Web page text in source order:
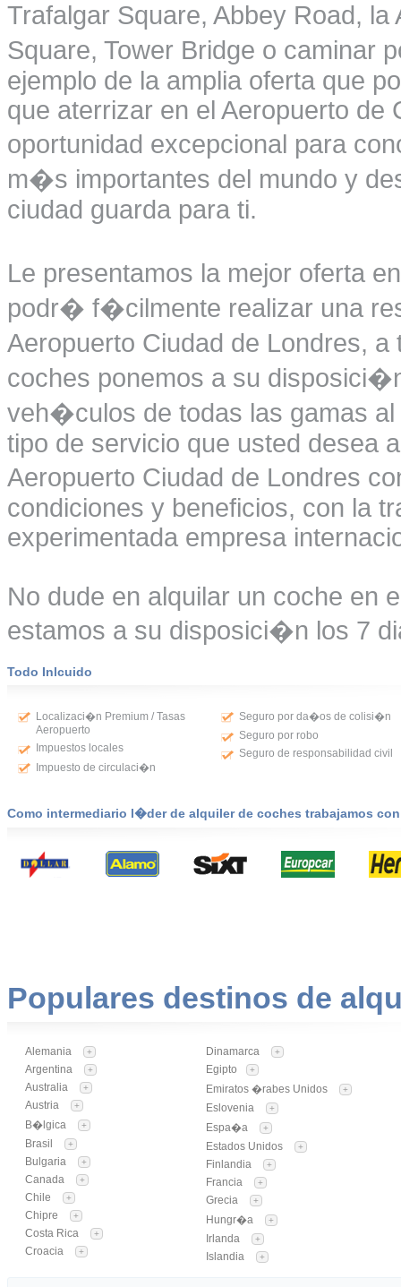
Trafalgar Square, Abbey Road,
Square, Tower Bridge o caminar
ejemplo de la amplia oferta que
que aterrizar en el Aeropuerto de
oportunidad excepcional para
m�s importantes del mundo y
ciudad guarda para ti.
Le presentamos la mejor oferta
podr� f�cilmente realizar una
Aeropuerto Ciudad de Londres,
coches ponemos a su
veh�culos de todas las gamas
tipo de servicio que usted desea
Aeropuerto Ciudad de Londres
condiciones y beneficios, con la
experimentada empresa
No dude en alquilar un coche en
estamos a su disposici�n los 7
Todo Inlcuido
Localizaci�n Premium / Tasas
Aeropuerto
Impuestos locales
Impuesto de circulaci�n
Seguro por da�os de colisi�n
Seguro por robo
Seguro de responsabilidad civil
Como intermediario l�der de alquiler de coches trabajamos
Populares destinos de
Alemania +
Argentina +
Australia +
Austria +
B�lgica +
Brasil +
Bulgaria +
Canada +
Chile +
Chipre +
Costa Rica +
Croacia +
Dinamarca +
Egipto +
Emiratos �rabes Unidos +
Eslovenia +
Espa�a +
Estados Unidos +
Finlandia +
Francia +
Grecia +
Hungr�a +
Irlanda +
Islandia +